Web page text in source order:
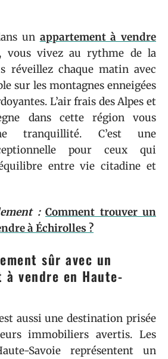
un appartement à vendre
, vous vivez au rythme de la
réveillez chaque matin avec
sur les montagnes enneigées
L’air frais des Alpes et
dans cette région vous
tranquillité. C’est une
pour ceux qui
entre vie citadine et
: Comment trouver un
à Échirolles ?
sûr avec un
à vendre en Haute-
aussi une destination prisée
immobiliers avertis. Les
Savoie représentent un